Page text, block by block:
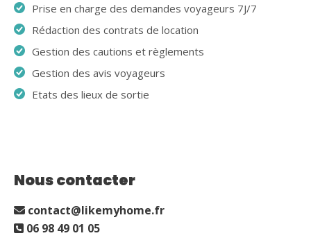
Prise en charge des demandes voyageurs 7J/7
Rédaction des contrats de location
Gestion des cautions et règlements
Gestion des avis voyageurs
Etats des lieux de sortie
Nous contacter
contact@likemyhome.fr
06 98 49 01 05